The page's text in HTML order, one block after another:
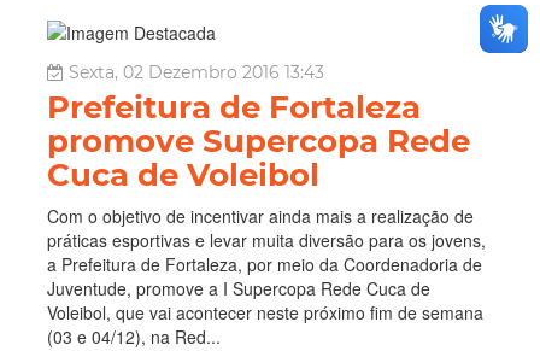
Sexta, 02 Dezembro 2016 13:43
Prefeitura de Fortaleza
promove Supercopa Rede
Cuca de Voleibol
Com o objetivo de incentivar ainda mais a realização de
práticas esportivas e levar muita diversão para os jovens,
a Prefeitura de Fortaleza, por meio da Coordenadoria de
Juventude, promove a I Supercopa Rede Cuca de
Voleibol, que vai acontecer neste próximo fim de semana
(03 e 04/12), na Red...